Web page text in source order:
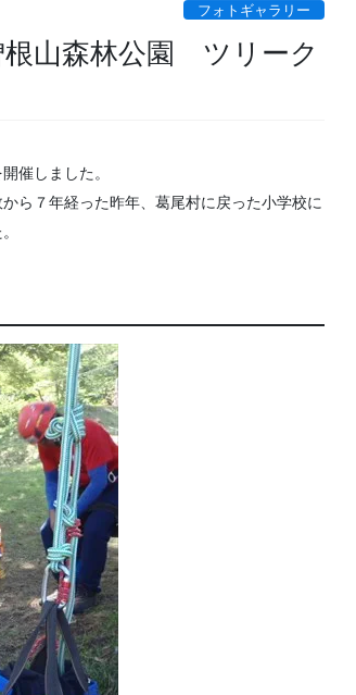
フォトギャラリー
山森林公園 ツリーク
催しました。
ら７年経った昨年、葛尾村に戻った小学校に